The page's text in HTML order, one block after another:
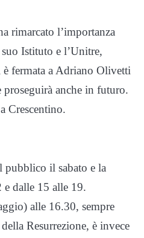
rimarcato l’importanza
Istituto e l’Unitre,
fermata a Adriano Olivetti
proseguirà anche in futuro.
Crescentino.
pubblico il sabato e la
e dalle 15 alle 19.
alle 16.30, sempre
Resurrezione, è invece